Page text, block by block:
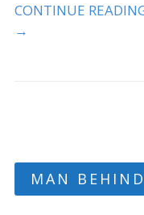
CONTINUE
→
MAN